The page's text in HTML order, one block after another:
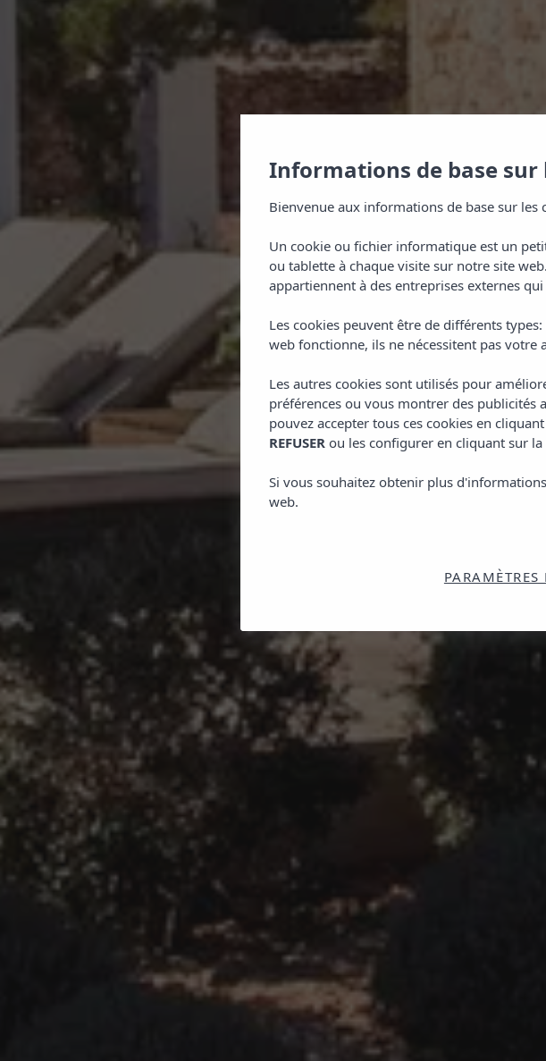
Informations de base sur
Bienvenue aux informations de base sur les
Un cookie ou fichier informatique est un
ou tablette à chaque visite sur notre site
appartiennent à des entreprises externes
Les cookies peuvent être de différents
web fonctionne, ils ne nécessitent pas votre
Les autres cookies sont utilisés pour
préférences ou vous montrer des publicités
pouvez accepter tous ces cookies en
REFUSERou les configurer en cliquant sur la
Si vous souhaitez obtenir plus
web.